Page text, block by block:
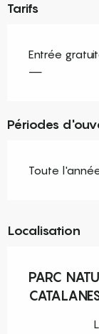
Tarifs
Entrée
—
Périodes
Toute
Localisation
PARC